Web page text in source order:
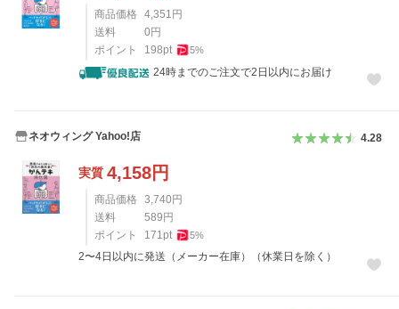
商品価格 4,351 円
送料
0 円
ポイント
198pt 5%
24時までのご注文で2日以内にお届け
ネオウィング Yahoo!店 4.28
実質 4,158円
商品価格 3,740 円
送料
589 円
ポイント
171pt 5%
2〜4日以内に発送（メーカー在庫）（休業日を除く）